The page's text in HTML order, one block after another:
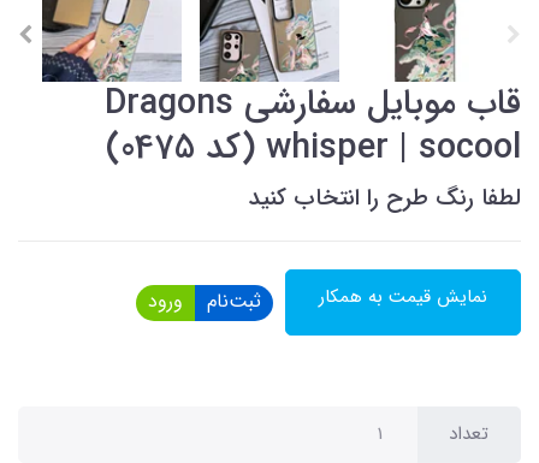
قاب موبایل سفارشی Dragons
whisper | socool (کد 0475)
لطفا رنگ طرح را انتخاب کنید
نمایش قیمت به همکار ثبت‌نام ورود
تعداد